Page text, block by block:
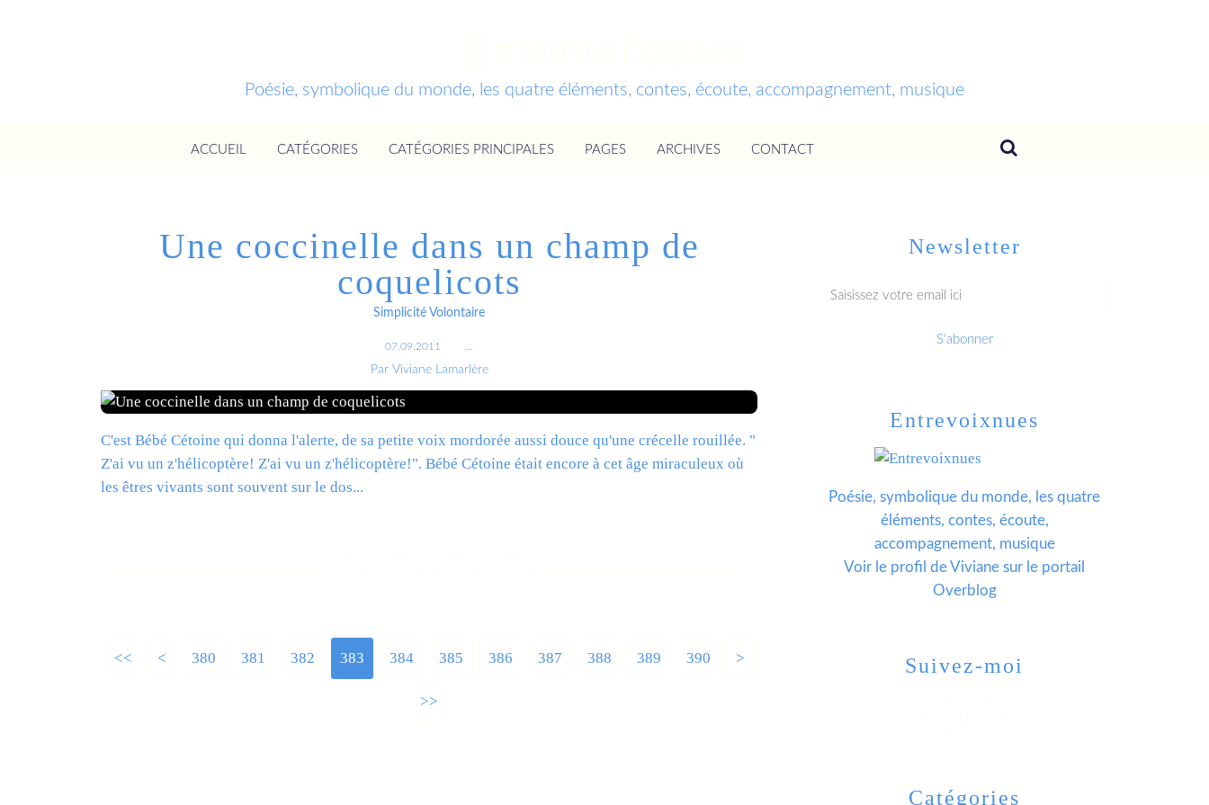
Poésie, symbolique du monde, les quatre éléments, contes, écoute, accompagnement, musique
ACCUEIL CATÉGORIES CATÉGORIES PRINCIPALES PAGES ARCHIVES CONTACT
Une coccinelle dans un champ de
coquelicots
Simplicité Volontaire
07.09.2011
Par Viviane Lamarlère
C'est Bébé Cétoine qui donna l'alerte, de sa petite voix mordorée aussi douce qu'une crécelle rouillée. "
Z'ai vu un z'hélicoptère! Z'ai vu un z'hélicoptère!". Bébé Cétoine était encore à cet âge miraculeux où
les êtres vivants sont souvent sur le dos...
<< < 300
310
320
330
340
350
360
370
380 381 382 383 384 385 386 387 388 389 390 400
500
600
700
800
900
1000
1100
1200
>
>>
Newsletter
Catégories
Entrevoixnues
Poésie, symbolique du monde, les quatre
éléments, contes, écoute,
accompagnement, musique
Voir le profil deViviane sur le portail
Overblog
Suivez-moi